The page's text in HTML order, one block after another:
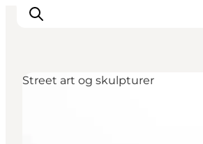
Street art og skulpturer